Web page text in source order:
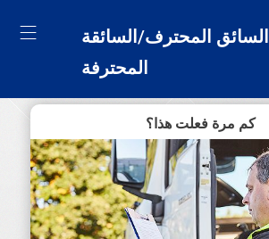
السائق المحترف/السائقة
المحترفة
كم مرة فعلت هذا؟